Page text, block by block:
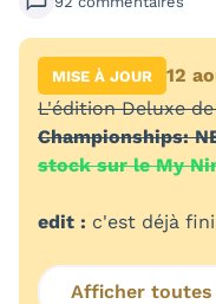
MISE À JOUR
12
L'édition Deluxe
Championships:
stock sur le My
edit : c'est déjà
Afficher toutes